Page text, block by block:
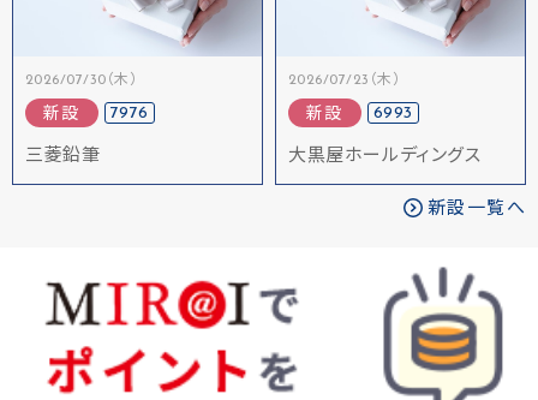
2026/07/30（木）
新設 7976
三菱鉛筆
2026/07/23（木）
新設 6993
大黒屋ホールディングス
新設一覧へ